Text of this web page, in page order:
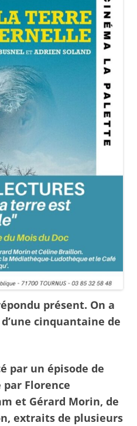
présent. On a
cinquantaine de
par un épisode de
par Florence
et Gérard Morin, de
extraits de plusieurs